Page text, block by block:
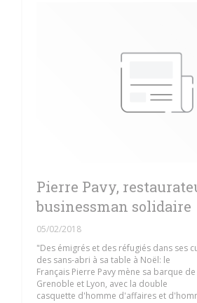
Pierre Pavy,
businessman solidaire
05/02/2018
"Des émigrés et des réfugiés dans ses
des sans-abri à sa table à Noël: le
Français Pierre Pavy mène sa barque
Grenoble et Lyon, avec la double
casquette d'homme d'affaires et